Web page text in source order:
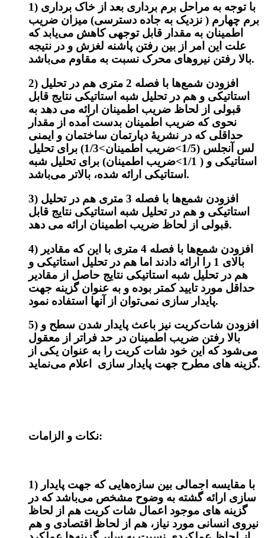
1) با توجه به مراحل برم برداری بعد از خاک برداری
برم چهارم ( نزدیک به جاده دسترسی) میزان ضریب
اطمینان به مقدار قابل توجهی کاهش می‌یابد که
علت این امر از بین رفتن پاشنه لغزش و در نتیجه
بالا رفتن نیرو‌های محرک نسبت به مقاوم می‌باشد.
2) افزودن شمع‌ها با فصله 2 متری هم در تحلیل
استاتیکی و هم در تحلیل شبه استاتیکی نتایج قابل
قبولی از لحاظ ضریب اطمینان ارائه می دهد به
نحوی که ضریب اطمینان بدست آمده از مقدار
حداقلی که در نشریۀ دپارتمان ساختمان و ایمنی
لس آنجلس (1/5>ضریب اطمینان>1/3) برای تحلیل
استاتیکی و ( 1/1>ضریب اطمینان) برای تحلیل شبه
استاتیکی ارائه شده، بالاتر می‌باشد.
3) افزودن شمع‌ها با فصله 3 متری هم در تحلیل
استاتیکی و هم در تحلیل شبه استاتیکی نتایج قابل
قبولی از لحاظ ضریب اطمینان ارائه می دهد.
4) افزودن شمع‌ها با فصله 4 متری با این که مقادیر
بالای 1 را ارائه دادند اما هم در تحلیل استاتیکی و
هم در تحلیل شبه استاتیکی نتایج حاصل از مقادیر
حداقل مورد تایید کمتر بوده و به عنوان گزینه جهت
پایدار سازی نمی‌توان از آنها استفاده نمود.
5) افزودن شات‌کریت نیز باعث پایدار شدن سطح و
بالا رفتن ضریب اطمینان در حد فراتر از معقول
می‌شود که این خود شات کریت را به عنوان یکی از
گزینه های مطرح جهت پایدار سازی اعلام می‌نماید.
نکات و الزامات:
1) با مقایسه اجمالی بین سازه‌هایی که جهت پایدار
سازی ارائه گشته به وضوح مشخص می‌باشد که در
گزینه های موجود اعمال شات کریت هم از لحاظ
نیروی انسانی مورد نیاز، هم از لحاظ اقتصادی و هم